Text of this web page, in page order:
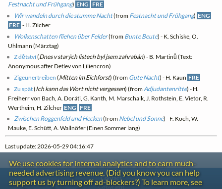
Festnacht und Frühgang) ENG FRE
Wir wandeln durch die stumme Nacht(from Festnacht und Frühgang) ENG
FRE - H. Zilcher
Wolkenschatten fliehen über Felder(from Bunte Beute) - K. Schiske, O.
Uhlmann (Märztag)
Z dětství(Dnes v starých listech byl jsem zahrabán) - B. Martinů (Text:
Anonymous after Detlev von Liliencron)
Zigeunertreiben (Mitten im Eichforst) (from Gute Nacht) - H. Kaun FRE
Zu spät(Ich kann das Wort nicht vergessen) (from Adjudantenritte) - H.
Freiherr von Bach, A. Doráti, G. Kanth, M. Marschalk, J. Rothstein, E. Vietor, R.
Wertheim, H. Zilcher ENG FRE
Zwischen Roggenfeld und Hecken(from Nebel und Sonne) - F. Koch, W.
Mauke, E. Schütt, A. Wallnöfer (Einen Sommer lang)
Last update: 2026-05-29 04:16:47
We use cookies for internal analytics and to earn much-
needed advertising revenue. (Did you know you can help
support us by turning off ad-blockers?) To learn more, see
Contact
Copyright